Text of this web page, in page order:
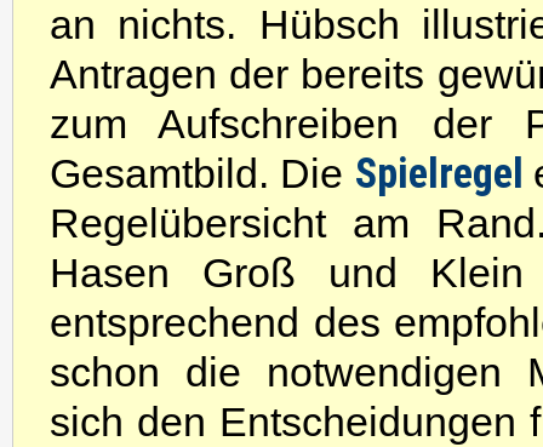
an nichts. Hübsch
Antragen der bereits
zum Aufschreiben der
Gesamtbild. Die Spielregel
Regelübersicht am
Hasen Groß und
entsprechend des
schon die notwendigen
sich den Entscheidungen